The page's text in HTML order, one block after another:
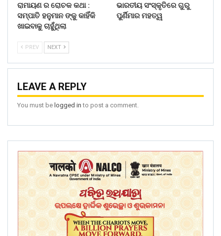
ରାମାୟଣ ର ରୋଚକ କଥା :
ସମ୍ପାତି ହନୁମାନ ଙ୍କୁ କାହିଁକି
ଖାଇବାକୁ ଚାହୁଁଥିଲା
ଭାରତୀୟ ସଂସ୍କୃତିରେ ଗୁରୁ
ପୁର୍ଣିମାର ମହତ୍ୱ
PREV NEXT
LEAVE A REPLY
You must be logged in to post a comment.